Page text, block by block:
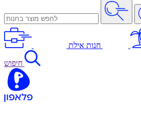
חנות אילת
חיפוש